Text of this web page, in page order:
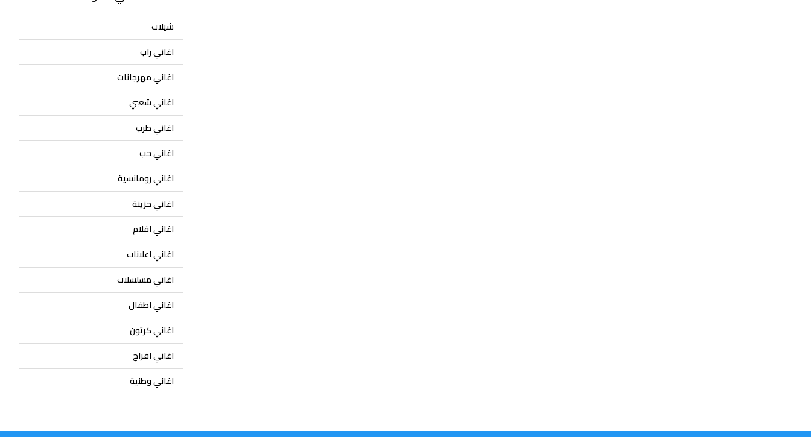
شيلات
اغاني راب
اغاني مهرجانات
اغاني شعبي
اغاني طرب
اغاني حب
اغاني رومانسية
اغاني حزينة
اغاني افلام
اغاني اعلانات
اغاني مسلسلات
اغاني اطفال
اغاني كرتون
اغاني افراح
اغاني وطنية